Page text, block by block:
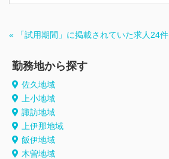
« 「試用期間」に掲載されていた求人24件
勤務地から探す
佐久地域
上小地域
諏訪地域
上伊那地域
飯伊地域
木曽地域